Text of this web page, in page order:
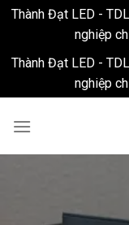
Thành Đạt LED -
nghiệp
Thành Đạt LED -
nghiệp